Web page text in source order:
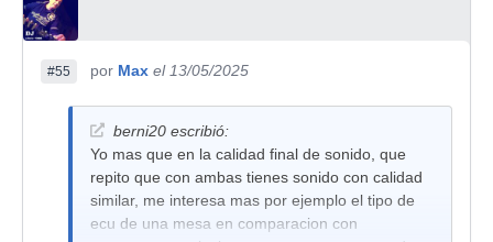
#55 por Max el 13/05/2025
berni20 escribió:
Yo mas que en la calidad final de sonido, que
repito que con ambas tienes sonido con calidad
similar, me interesa mas por ejemplo el tipo de
ecu de una mesa en comparacion con